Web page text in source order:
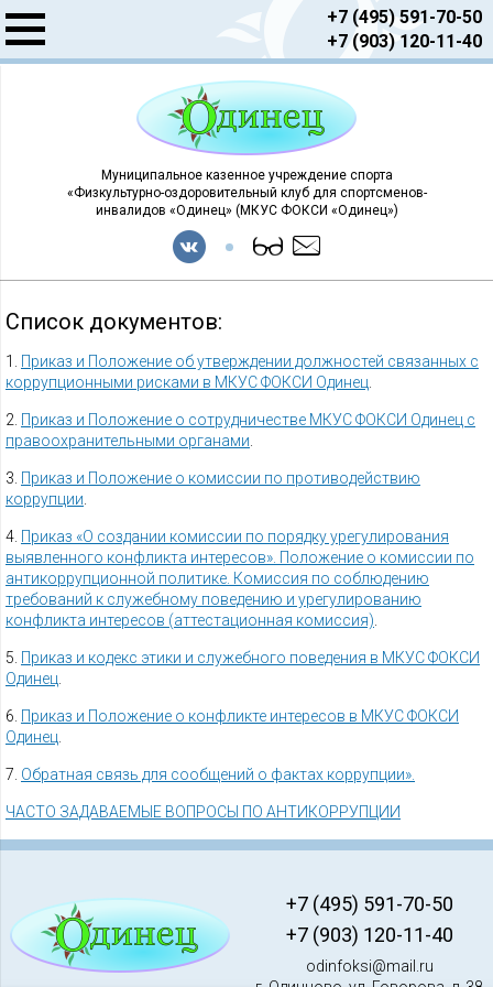
+7 (495) 591-70-50
+7 (903) 120-11-40
Муниципальное казенное учреждение спорта
«Физкультурно-оздоровительный клуб для спортсменов-
инвалидов «Одинец» (МКУС ФОКСИ «Одинец»)
Список документов:
1.
Приказ и Положение об утверждении должностей связанных с
коррупционными рисками в МКУС ФОКСИ Одинец
2. Приказ и Положение о сотрудничестве МКУС ФОКСИ Одинец с
правоохранительными органами
3. Приказ и Положение о комиссии по противодействию
коррупции
4. Приказ «О создании комиссии по порядку урегулирования
выявленного конфликта интересов». Положение о комиссии по
антикоррупционной политике. Комиссия по соблюдению
требований к служебному поведению и урегулированию
конфликта интересов (аттестационная комиссия)
5. Приказ и кодекс этики и служебного поведения в МКУС ФОКСИ
Одинец
6. Приказ и Положение о конфликте интересов в МКУС ФОКСИ
Одинец
7. Обратная связь для сообщений о фактах коррупции».
ЧАСТО ЗАДАВАЕМЫЕ ВОПРОСЫ ПО АНТИКОРРУПЦИИ
+7 (495) 591-70-50
+7 (903) 120-11-40
odinfoksi@mail.ru